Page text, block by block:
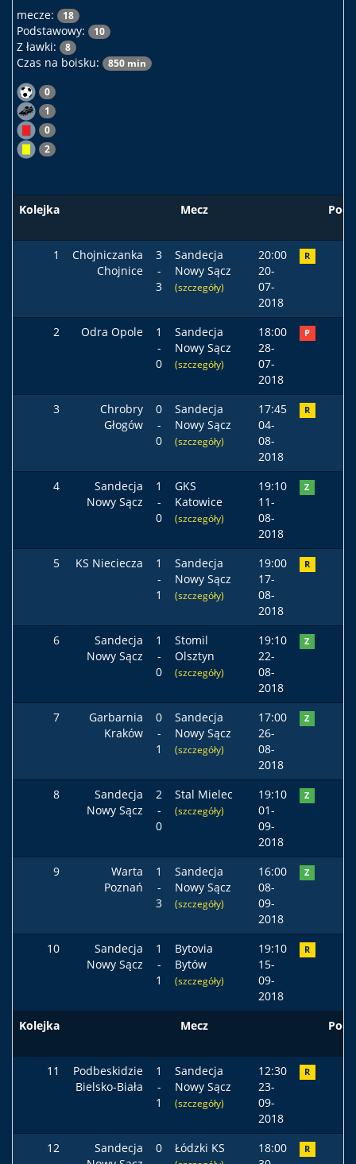
mecze: 18
Podstawowy: 10
Z ławki: 8
Czas na boisku: 850 min
0
1
0
2
Kolejka Mecz
1
Chojniczanka
Chojnice
3
-
3
Sandecja
Nowy Sącz
(szczegóły)
20:00
20-
07-
2018
R
2 Odra Opole
1
-
0
Sandecja
Nowy Sącz
(szczegóły)
18:00
28-
07-
2018
P
3
Chrobry
Głogów
0
-
0
Sandecja
Nowy Sącz
(szczegóły)
17:45
04-
08-
2018
R
4
Sandecja
Nowy Sącz
1
-
0
GKS
Katowice
(szczegóły)
19:10
11-
08-
2018
Z
5 KS Nieciecza
1
-
1
Sandecja
Nowy Sącz
(szczegóły)
19:00
17-
08-
2018
R
6
Sandecja
Nowy Sącz
1
-
0
Stomil
Olsztyn
(szczegóły)
19:10
22-
08-
2018
Z
7
Garbarnia
Kraków
0
-
1
Sandecja
Nowy Sącz
(szczegóły)
17:00
26-
08-
2018
Z
8
Sandecja
Nowy Sącz
2
-
0
Stal Mielec
(szczegóły)
19:10
01-
09-
2018
Z
9
Warta
Poznań
1
-
3
Sandecja
Nowy Sącz
(szczegóły)
16:00
08-
09-
2018
Z
10
Sandecja
Nowy Sącz
1
-
1
Bytovia
Bytów
(szczegóły)
19:10
15-
09-
2018
R
Kolejka Mecz
11
Podbeskidzie
Bielsko-Biała
1
-
1
Sandecja
Nowy Sącz
(szczegóły)
12:30
23-
09-
2018
R
12
Sandecja
0
Łódzki KS
18:00
R